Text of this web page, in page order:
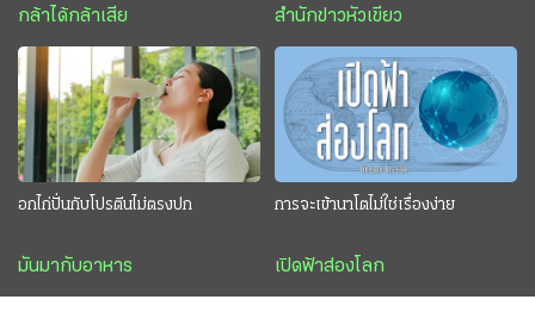
กล้าได้กล้าเสีย สำนักข่าวหัวเขียว
อกไก่ปั่นกับโปรตีนไม่ตรงปก
มันมากับอาหาร
การจะเข้านาโตไม่ใช่เรื่องง่าย
เปิดฟ้าส่องโลก